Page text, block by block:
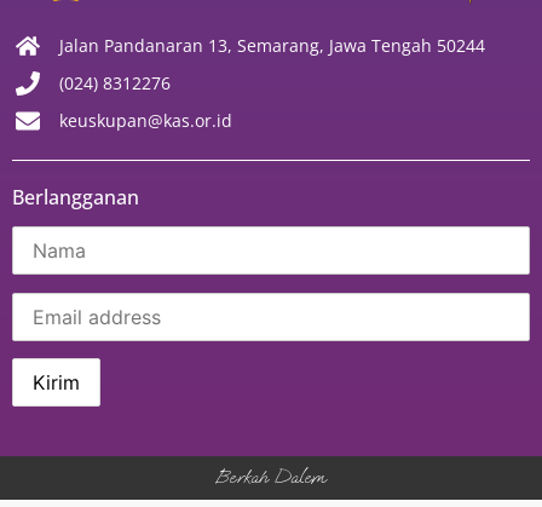
Jalan Pandanaran 13, Semarang, Jawa Tengah 50244
(024) 8312276
keuskupan@kas.or.id
Berlangganan
Berkah Dalem